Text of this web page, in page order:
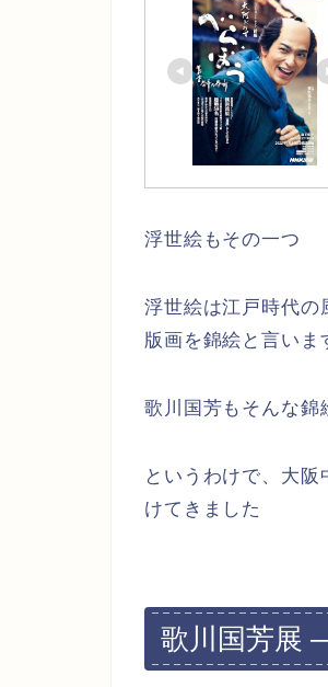
浮世絵もその一つ
浮世絵は江戸時代の
版画を錦絵と言いま
歌川国芳もそんな錦
というわけで、大
けてきました
歌川国芳展